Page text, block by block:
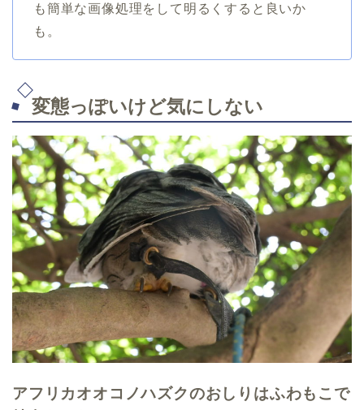
も簡単な画像処理をして明るくすると良いか
も。
変態っぽいけど気にしない
アフリカオオコノハズクのおしりはふわもこで